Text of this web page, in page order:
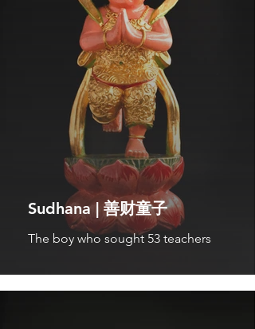
Sudhana | 善财童子
The boy who sought 53 teachers